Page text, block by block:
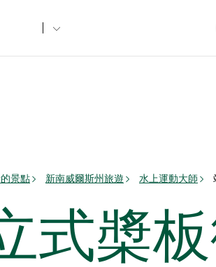
景點 新南威爾斯州旅遊 水上運動大師
式槳